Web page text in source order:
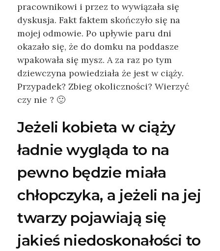
pracownikowi i przez to wywiązała się
dyskusja. Fakt faktem skończyło się na
mojej odmowie. Po upływie paru dni
okazało się, że do domku na poddasze
wpakowała się mysz. A za raz po tym
dziewczyna powiedziała że jest w ciąży.
Przypadek? Zbieg okoliczności? Wierzyć
czy nie ? 🙂
Jeżeli kobieta w ciąży
ładnie wygląda to na
pewno będzie miała
chłopczyka, a jeżeli na jej
twarzy pojawiają się
jakieś niedoskonałości to